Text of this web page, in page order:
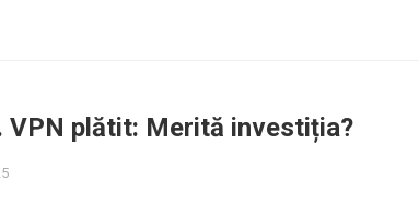
VPN plătit: Merită investiția?